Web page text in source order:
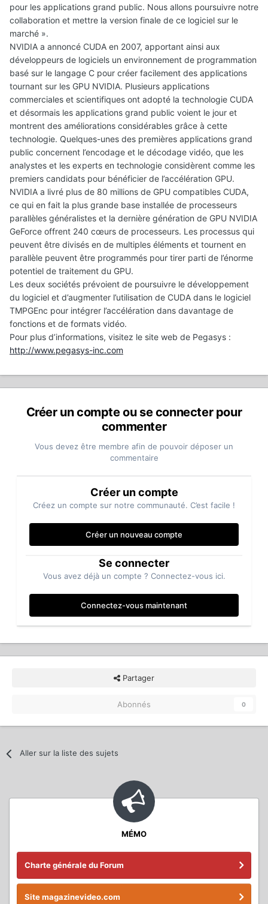
pour les applications grand public. Nous allons poursuivre notre
collaboration et mettre la version finale de ce logiciel sur le
marché ».
NVIDIA a annoncé CUDA en 2007, apportant ainsi aux
développeurs de logiciels un environnement de programmation
basé sur le langage C pour créer facilement des applications
tournant sur les GPU NVIDIA. Plusieurs applications
commerciales et scientifiques ont adopté la technologie CUDA
et désormais les applications grand public voient le jour et
montrent des améliorations considérables grâce à cette
technologie. Quelques-unes des premières applications grand
public concernent l’encodage et le décodage vidéo, que les
analystes et les experts en technologie considèrent comme les
premiers candidats pour bénéficier de l’accélération GPU.
NVIDIA a livré plus de 80 millions de GPU compatibles CUDA,
ce qui en fait la plus grande base installée de processeurs
parallèles généralistes et la dernière génération de GPU NVIDIA
GeForce offrent 240 cœurs de processeurs. Les processus qui
peuvent être divisés en de multiples éléments et tournent en
parallèle peuvent être programmés pour tirer parti de l’énorme
potentiel de traitement du GPU.
Les deux sociétés prévoient de poursuivre le développement
du logiciel et d’augmenter l’utilisation de CUDA dans le logiciel
TMPGEnc pour intégrer l’accélération dans davantage de
fonctions et de formats vidéo.
Pour plus d’informations, visitez le site web de Pegasys :
http://www.pegasys-inc.com
Créer un compte ou se connecter pour
commenter
Vous devez être membre afin de pouvoir déposer un
commentaire
Créer un compte
Créez un compte sur notre communauté. C’est facile !
Créer un nouveau compte
Se connecter
Vous avez déjà un compte ? Connectez-vous ici.
Connectez-vous maintenant
Partager
Abonnés 0
Aller sur la liste des sujets
MÉMO
Charte générale du Forum
Site magazinevideo.com